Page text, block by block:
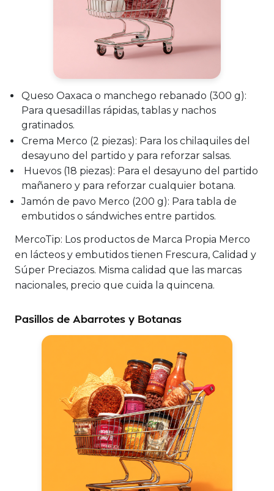
Queso Oaxaca o manchego rebanado (300 g):
Para quesadillas rápidas, tablas y nachos
gratinados.
Crema Merco (2 piezas): Para los chilaquiles del
desayuno del partido y para reforzar salsas.
Huevos (18 piezas): Para el desayuno del partido
mañanero y para reforzar cualquier botana.
Jamón de pavo Merco (200 g): Para tabla de
embutidos o sándwiches entre partidos.
MercoTip: Los productos de Marca Propia Merco
en lácteos y embutidos tienen Frescura, Calidad y
Súper Preciazos. Misma calidad que las marcas
nacionales, precio que cuida la quincena.
Pasillos de Abarrotes y Botanas